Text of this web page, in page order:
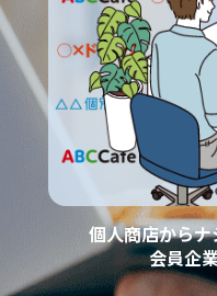
個人商店からナ
会員企